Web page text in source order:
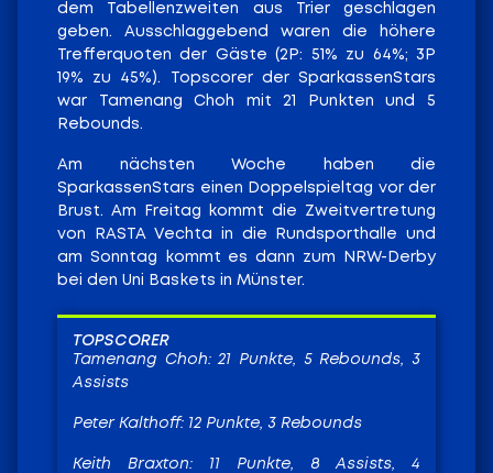
dem Tabellenzweiten aus Trier geschlagen
geben. Ausschlaggebend waren die höhere
Trefferquoten der Gäste (2P: 51% zu 64%; 3P
19% zu 45%). Topscorer der SparkassenStars
war Tamenang Choh mit 21 Punkten und 5
Rebounds.
Am nächsten Woche haben die
SparkassenStars einen Doppelspieltag vor der
Brust. Am Freitag kommt die Zweitvertretung
von RASTA Vechta in die Rundsporthalle und
am Sonntag kommt es dann zum NRW-Derby
bei den Uni Baskets in Münster.
TOPSCORER
Tamenang Choh: 21 Punkte, 5 Rebounds, 3
Assists
Peter Kalthoff: 12 Punkte, 3 Rebounds
Keith Braxton: 11 Punkte, 8 Assists, 4